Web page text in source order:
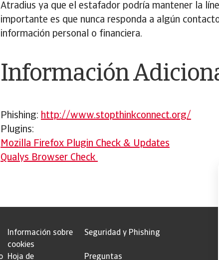
Atradius ya que el estafador podría mantener la
importante es que nunca responda a algún
información personal o financiera.
Información
Phishing: http://www.stopthinkconnect.org/
Plugins:
Mozilla Firefox Plugin Check & Updates
Qualys Browser Check
Información sobre
cookies
Seguridad y Phishing
Hoja de Preguntas